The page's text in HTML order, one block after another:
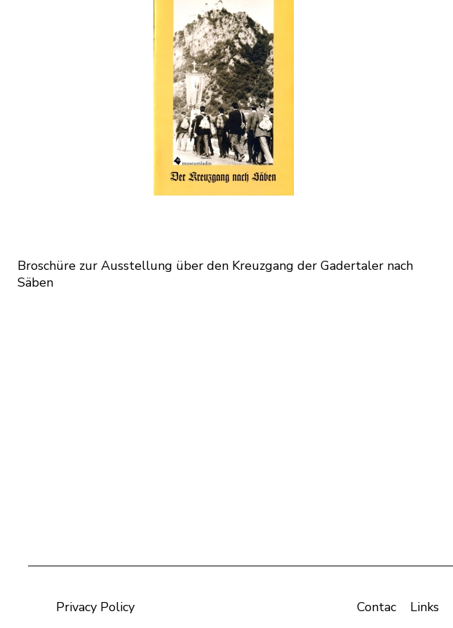
Broschüre zur Ausstellung über den Kreuzgang der Gadertaler nach
Säben
Privacy Policy Contac Links